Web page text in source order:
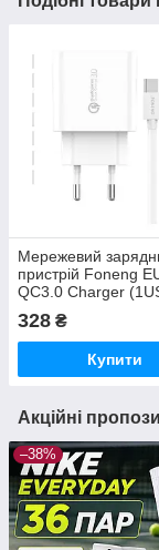
Мережевий
пристрій Foneng
QC3.0 Charger
White (EU46-CH-
кабель USB Type C
328 ₴
Купити
Акційні
–38%